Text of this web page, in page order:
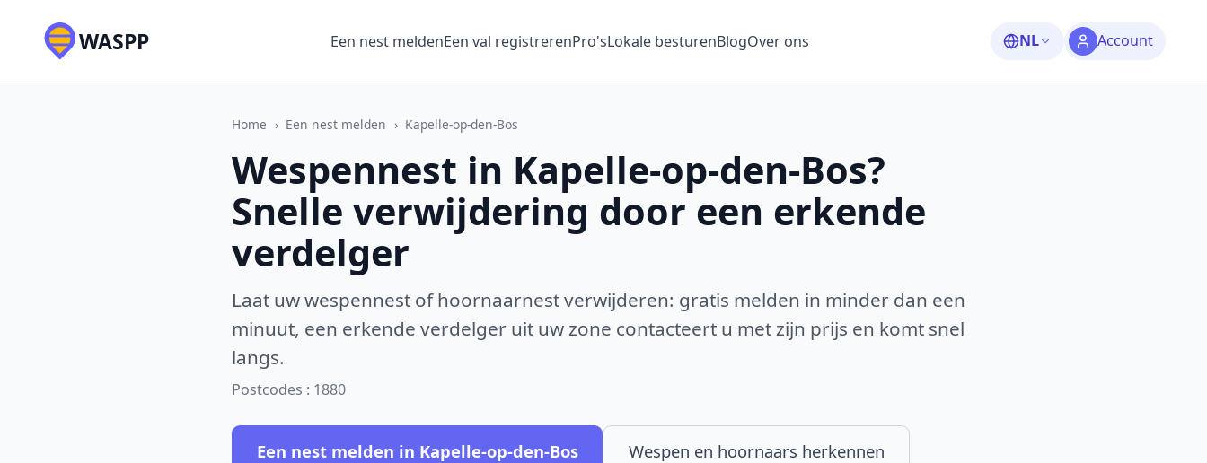
WASPP Een nest meldenEen val registrerenPro'sLokale besturenBlogOver ons NL Account
Home › Een nest melden › Kapelle-op-den-Bos
Wespennest in Kapelle-op-den-Bos?
Snelle verwijdering door een erkende
verdelger
Laat uw wespennest of hoornaarnest verwijderen: gratis melden in minder dan een
minuut, een erkende verdelger uit uw zone contacteert u met zijn prijs en komt snel
langs.
Postcodes : 1880
Een nest melden in Kapelle-op-den-Bos Wespen en hoornaars herkennen